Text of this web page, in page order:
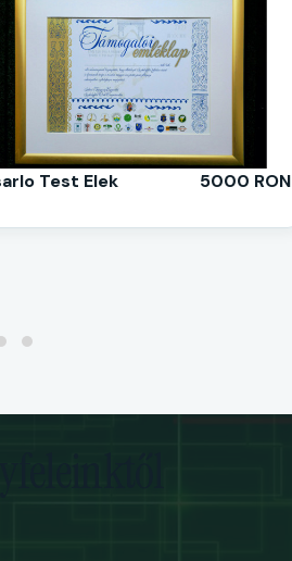
Test Elek 5000 RON